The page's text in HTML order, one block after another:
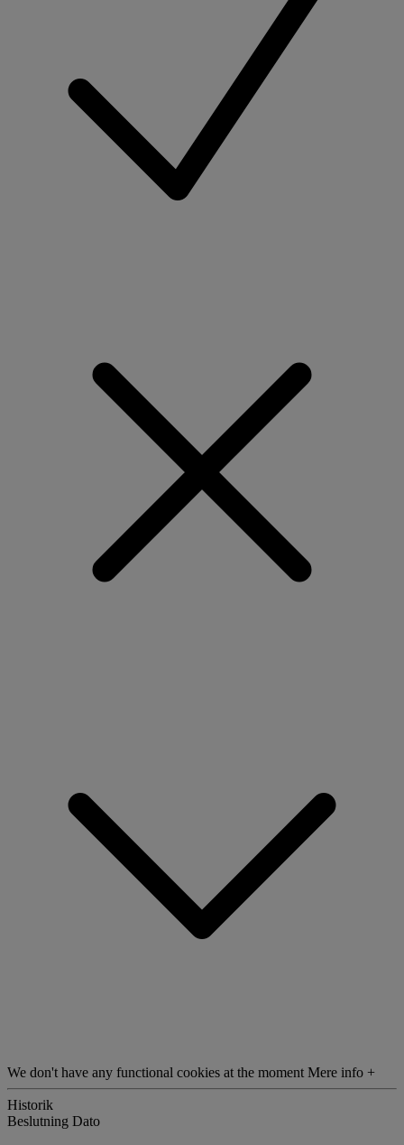
We don't have any functional cookies at the moment Mere info +
Historik
Beslutning Dato